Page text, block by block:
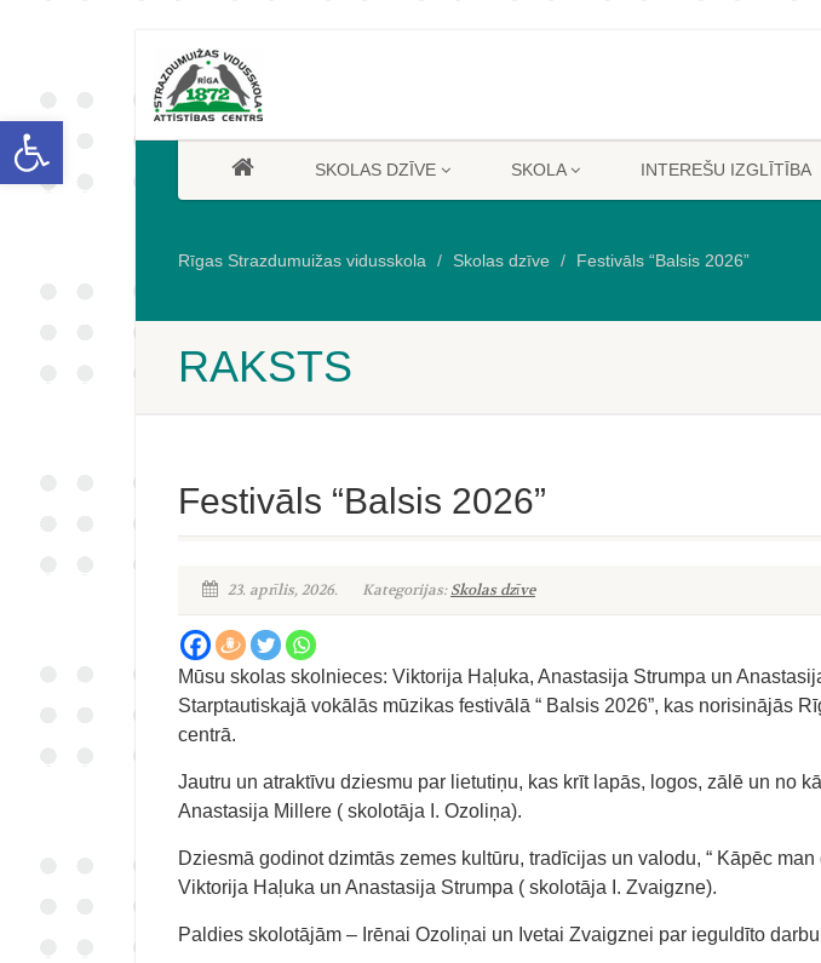
Open toolbar
SKOLAS DZĪVE SKOLA INTEREŠU IZGLĪTĪBA
Rīgas Strazdumuižas vidusskola Skolas dzīve Festivāls “Balsis 2026”
RAKSTS
Festivāls “Balsis 2026”
23. aprīlis, 2026. Kategorijas:Skolas dzīve
Mūsu skolas skolnieces: Viktorija Haļuka, Anastasija Strumpa un
Starptautiskajā vokālās mūzikas festivālā “ Balsis 2026”, kas norisinājās
centrā.
Jautru un atraktīvu dziesmu par lietutiņu, kas krīt lapās, logos, zālē un no
Anastasija Millere ( skolotāja I. Ozoliņa).
Dziesmā godinot dzimtās zemes kultūru, tradīcijas un valodu, “ Kāpēc
Viktorija Haļuka un Anastasija Strumpa ( skolotāja I. Zvaigzne).
Paldies skolotājām – Irēnai Ozoliņai un Ivetai Zvaigznei par ieguldīto